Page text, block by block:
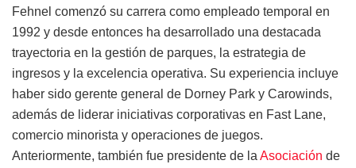
Fehnel comenzó su carrera como empleado temporal en
1992 y desde entonces ha desarrollado una destacada
trayectoria en la gestión de parques, la estrategia de
ingresos y la excelencia operativa. Su experiencia incluye
haber sido gerente general de Dorney Park y Carowinds,
además de liderar iniciativas corporativas en Fast Lane,
comercio minorista y operaciones de juegos.
Anteriormente, también fue presidente de la Asociación de